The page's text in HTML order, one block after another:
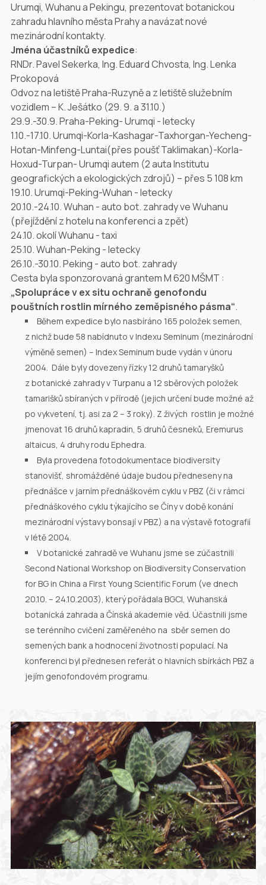
Urumqi, Wuhanu a Pekingu, prezentovat botanickou
zahradu hlavního města Prahy a navázat nové
mezinárodní kontakty.
Jména účastníků expedice:
RNDr. Pavel Sekerka, Ing. Eduard Chvosta, Ing. Lenka
Prokopová
Odvoz na letiště Praha-Ruzyně a z letiště služebním
vozidlem – K. Ješátko (29.9. a31.10.)
29.9.-30.9. Praha-Peking- Urumqi -letecky
1.10.-17.10. Urumqi-Korla-Kashagar-Taxhorgan-Yecheng-
Hotan-Minfeng-Luntai(přes poušť Taklimakan)-Korla-
Hoxud-Turpan- Urumqi autem (2 auta Institutu
geografických a ekologických zdrojů) – přes 5 108 km
19.10. Urumqi-Peking-Wuhan -letecky
20.10.-24.10. Wuhan -auto bot. zahrady ve Wuhanu
(přejíždění z hotelu na konferenci a zpět)
24.10. okolí Wuhanu -taxi
25.10. Wuhan-Peking -letecky
26.10.-30.10. Peking -auto bot. zahrady
Cesta byla sponzorovaná grantem M 620 MŠMT :
„Spolupráce vex situ ochraně genofondu
pouštních rostlin mírného zeměpisného pásma“.
Během expedice bylo nasbíráno 165 položek semen,
z nichž bude 58 nabídnuto v Indexu Seminum (mezinárodní
výměně semen) – Index Seminum bude vydán v únoru
2004. Dále byly dovezeny řízky 12 druhů tamaryšků
z botanické zahrady v Turpanu a 12 sběrových položek
tamarišků sbíraných v přírodě (jejich určení bude možné až
po vykvetení, tj. asi za 2 – 3 roky). Z živých rostlin je možné
jmenovat 16 druhů kapradin, 5 druhů česneků, Eremurus
altaicus, 4 druhy rodu Ephedra.
Byla provedena fotodokumentace biodiversity
stanovišť, shromážděné údaje budou předneseny na
přednášce v jarním přednáškovém cyklu v PBZ (či v rámci
přednáškového cyklu týkajícího se Číny v době konání
mezinárodní výstavy bonsají v PBZ) a na výstavě fotografií
v létě 2004.
V botanické zahradě ve Wuhanu jsme se zúčastnili
Second National Workshop on Biodiversity Conservation
for BG in China a First Young Scientific Forum (ve dnech
20.10. – 24.10.2003), který pořádala BGCI, Wuhanská
botanická zahrada a Čínská akademie věd. Účastnili jsme
se terénního cvičení zaměřeného na sběr semen do
semených bank a hodnocení životnosti populací. Na
konferenci byl přednesen referát o hlavních sbírkách PBZ a
jejím genofondovém programu.